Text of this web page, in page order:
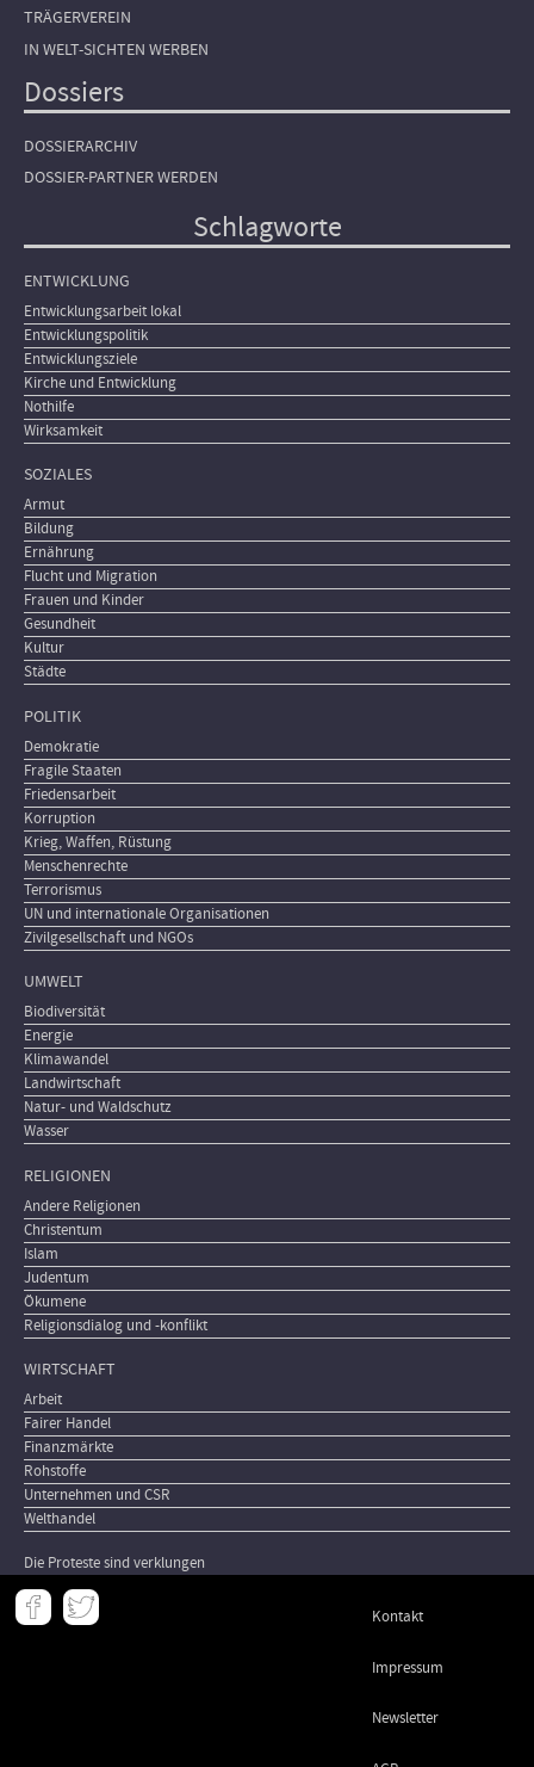
TRÄGERVEREIN
IN WELT-SICHTEN WERBEN
Dossiers
DOSSIERARCHIV
DOSSIER-PARTNER WERDEN
Schlagworte
ENTWICKLUNG
Entwicklungsarbeit lokal
Entwicklungspolitik
Entwicklungsziele
Kirche und Entwicklung
Nothilfe
Wirksamkeit
SOZIALES
Armut
Bildung
Ernährung
Flucht und Migration
Frauen und Kinder
Gesundheit
Kultur
Städte
POLITIK
Demokratie
Fragile Staaten
Friedensarbeit
Korruption
Krieg, Waffen, Rüstung
Menschenrechte
Terrorismus
UN und internationale Organisationen
Zivilgesellschaft und NGOs
UMWELT
Biodiversität
Energie
Klimawandel
Landwirtschaft
Natur- und Waldschutz
Wasser
RELIGIONEN
Andere Religionen
Christentum
Islam
Judentum
Ökumene
Religionsdialog und -konflikt
WIRTSCHAFT
Arbeit
Fairer Handel
Finanzmärkte
Rohstoffe
Unternehmen und CSR
Welthandel
Die Proteste sind verklungen
Meta
- Kontakt
Impressum
Newsletter